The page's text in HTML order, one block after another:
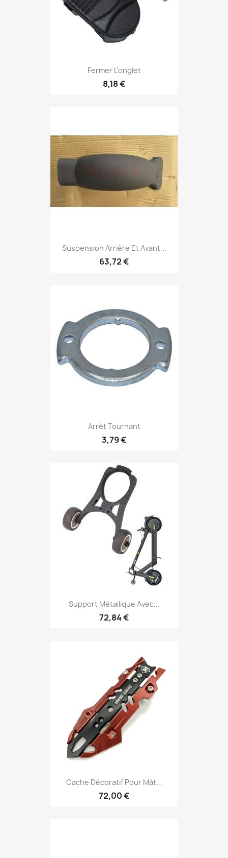
Fermer L'onglet
8,18 €
Suspension Arrière Et Avant...
63,72 €
Arrêt Tournant
3,79 €
Support Métallique Avec...
72,84 €
Cache Décoratif Pour Mât...
72,00 €